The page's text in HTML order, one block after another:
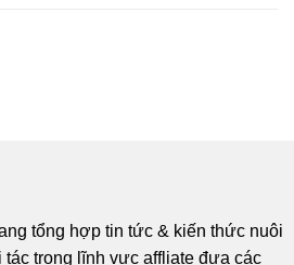
tổng hợp tin tức & kiến thức nuôi
tác trong lĩnh vực affliate đưa các